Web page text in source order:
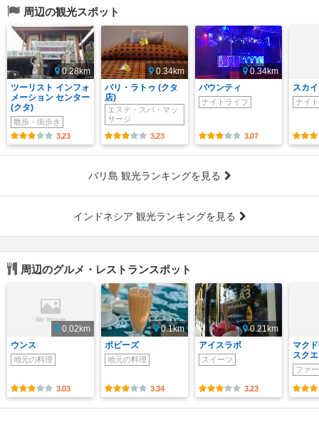
周辺の観光スポット
0.28km
ツーリスト インフォ
メーション センター
(クタ)
散歩・街歩き
3.23
0.34km
バリ・ラトゥ (クタ
店)
エステ・スパ・マッ
サージ
3.23
0.34km
バウンティ
ナイトライフ
3.07
スカ
ナイ
バリ島 観光ランキングを見る
インドネシア 観光ランキングを見る
周辺のグルメ・レストランスポット
0.02km
ウンス
地元の料理
3.03
0.1km
ポピーズ
地元の料理
3.34
0.21km
アイスラボ
スイーツ
3.23
マク
スク
ファ